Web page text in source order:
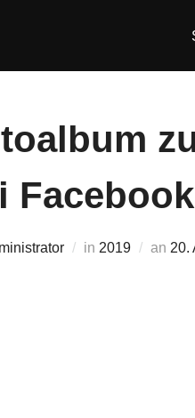
Facebook
in 2019 an 20.